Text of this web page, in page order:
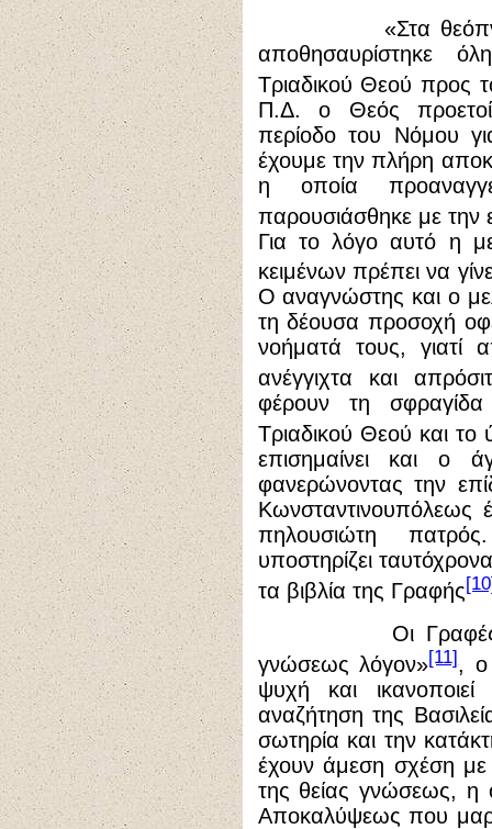
«Στα
αποθησαυρίστηκε
Τριαδικού Θεού προς
Π.Δ. ο Θεός
περίοδο του Νόμου
έχουμε την πλήρη
η οποία
παρουσιάσθηκε με
Για το λόγο αυτό η
κειμένων πρέπει να
Ο αναγνώστης και ο
τη δέουσα προσοχή
νοήματά τους, γιατί
ανέγγιχτα και
φέρουν τη
Τριαδικού Θεού και το
επισημαίνει και ο
φανερώνοντας την
Κωνσταντινουπόλεως
πηλουσιώτη
υποστηρίζει
τα βιβλία της Γραφής
Οι Γραφές
γνώσεως λόγον»[11], ο
ψυχή και
αναζήτηση της
σωτηρία και την
έχουν άμεση σχέση με
της θείας γνώσεως, η
Αποκαλύψεως που